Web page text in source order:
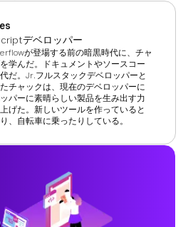
デベロッパー
が登場する前の暗黒時代に、チャ
学んだ。ドキュメントやソースコー
だ。Jr.フルスタックデベロッパーと
チャックは、現在のデベロッパーに
パーに素晴らしい製品を生み出す力
げた。新しいツールを作っていると
、自転車に乗ったりしている。